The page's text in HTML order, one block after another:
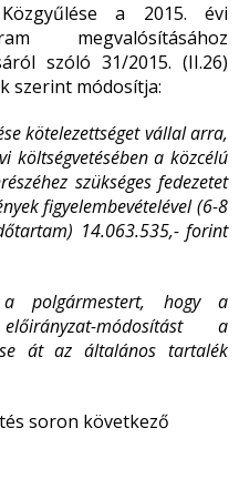
a 2015. évi
megvalósításához
szóló 31/2015. (II.26)
szerint módosítja:
kötelezettséget vállal arra,
költségvetésében a közcélú
szükséges fedezetet
figyelembevételével (6-8
14.063.535,- forint
a polgármestert, hogy a
módosítást a
át az általános tartalék
soron következő